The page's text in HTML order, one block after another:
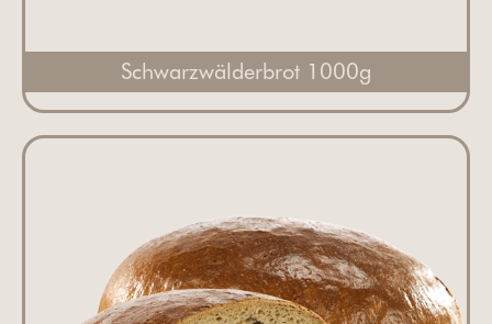
Schwarzwälderbrot 1000g